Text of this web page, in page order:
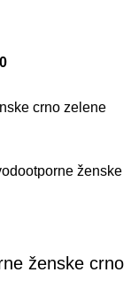
ženske
ženske crno